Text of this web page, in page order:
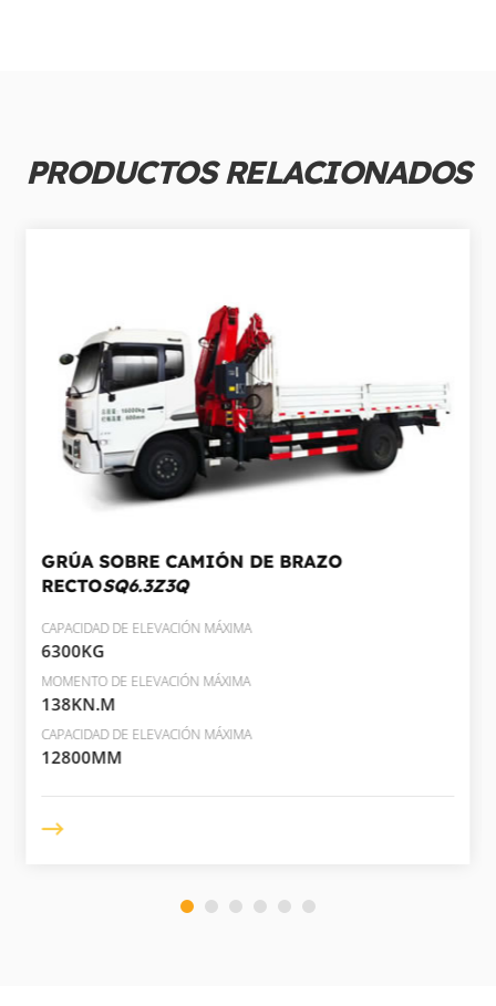
PRODUCTOS RELACIONADOS
GRÚA SOBRE CAMIÓN DE BRAZO
RECTOSQ6.3Z3Q
CAPACIDAD DE ELEVACIÓN MÁXIMA
6300KG
MOMENTO DE ELEVACIÓN MÁXIMA
138KN.M
CAPACIDAD DE ELEVACIÓN MÁXIMA
12800MM